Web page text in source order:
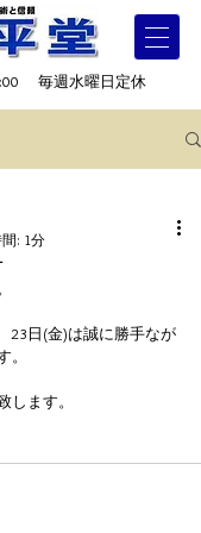
毎週水曜日定休
: 1分
23日(金)は誠に勝手なが
。
します。